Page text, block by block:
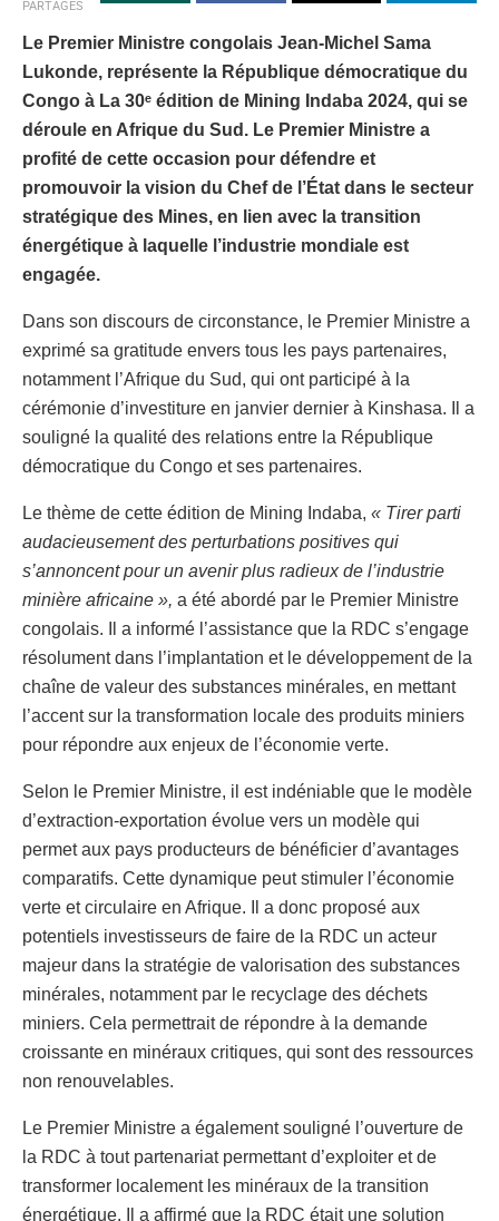
PARTAGES
Le Premier Ministre congolais Jean-Michel Sama
Lukonde, représente la République démocratique du
Congo à La 30ᵉ édition de Mining Indaba 2024, qui se
déroule en Afrique du Sud. Le Premier Ministre a
profité de cette occasion pour défendre et
promouvoir la vision du Chef de l’État dans le secteur
stratégique des Mines, en lien avec la transition
énergétique à laquelle l’industrie mondiale est
engagée.
Dans son discours de circonstance, le Premier Ministre a
exprimé sa gratitude envers tous les pays partenaires,
notamment l’Afrique du Sud, qui ont participé à la
cérémonie d’investiture en janvier dernier à Kinshasa. Il a
souligné la qualité des relations entre la République
démocratique du Congo et ses partenaires.
Le thème de cette édition de Mining Indaba, « Tirer parti
audacieusement des perturbations positives qui
s’annoncent pour un avenir plus radieux de l’industrie
minière africaine », a été abordé par le Premier Ministre
congolais. Il a informé l’assistance que la RDC s’engage
résolument dans l’implantation et le développement de la
chaîne de valeur des substances minérales, en mettant
l’accent sur la transformation locale des produits miniers
pour répondre aux enjeux de l’économie verte.
Selon le Premier Ministre, il est indéniable que le modèle
d’extraction-exportation évolue vers un modèle qui
permet aux pays producteurs de bénéficier d’avantages
comparatifs. Cette dynamique peut stimuler l’économie
verte et circulaire en Afrique. Il a donc proposé aux
potentiels investisseurs de faire de la RDC un acteur
majeur dans la stratégie de valorisation des substances
minérales, notamment par le recyclage des déchets
miniers. Cela permettrait de répondre à la demande
croissante en minéraux critiques, qui sont des ressources
non renouvelables.
Le Premier Ministre a également souligné l’ouverture de
la RDC à tout partenariat permettant d’exploiter et de
transformer localement les minéraux de la transition
énergétique. Il a affirmé que la RDC était une solution